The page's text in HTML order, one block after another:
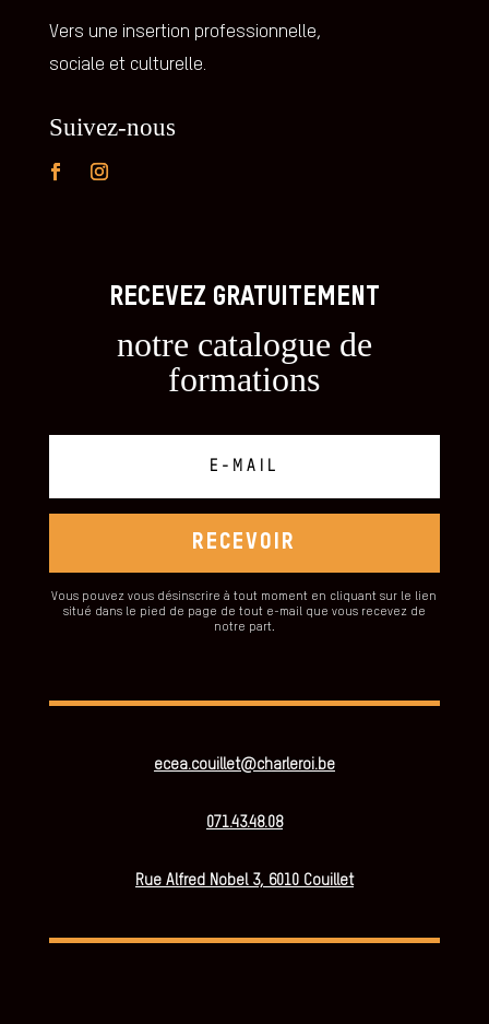
Vers une insertion professionnelle,
sociale et culturelle.
Suivez-nous
RECEVEZ GRATUITEMENT
notre catalogue de
formations
RECEVOIR
Vous pouvez vous désinscrire à tout moment en cliquant sur le lien
situé dans le pied de page de tout e-mail que vous recevez de
notre part.
ecea.couillet@charleroi.be
071.43.48.08
Rue Alfred Nobel 3, 6010 Couillet